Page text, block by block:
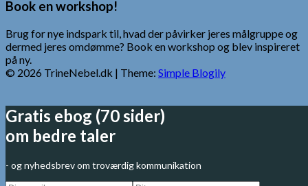
Book en workshop!
Brug for nye indspark til, hvad der påvirker jeres målgruppe og
dermed jeres omdømme? Book en workshop og blev inspireret
på ny.
© 2026 TrineNebel.dk | Theme: Simple Blogily
Gratis ebog (70 sider)
om bedre taler
- og nyhedsbrev om troværdig kommunikation